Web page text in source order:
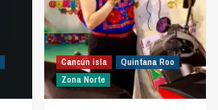
Cancún isla
Quintana Roo
Zona Norte